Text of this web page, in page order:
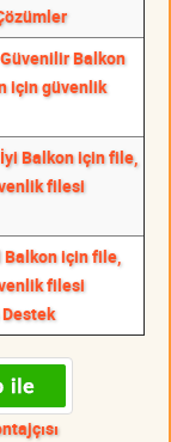
Güvenilir Balkon
için güvenlik
Balkon için file,
filesi
Balkon için file,
filesi